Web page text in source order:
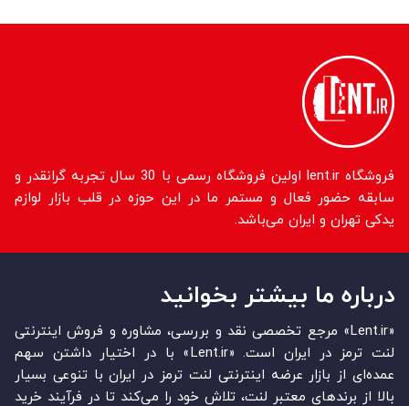
فروشگاه lent.ir اولین فروشگاه رسمی با 30 سال تجربه گرانقدر و
سابقه حضور فعال و مستمر ما در این حوزه در قلب بازار لوازم
یدکی تهران و ایران می‌باشد.
درباره ما بیشتر بخوانید
«Lent.ir» مرجع تخصصی نقد و بررسی، مشاوره و فروش اینترنتی
لنت ترمز در ایران است. «Lent.ir» با در اختیار داشتن سهم
عمده‏‌ای از بازار عرضه اینترنتی لنت ترمز در ایران با تنوعی بسیار
بالا از برندهای معتبر لنت، تلاش خود را می‌‏‏کند تا در فرآیند خرید